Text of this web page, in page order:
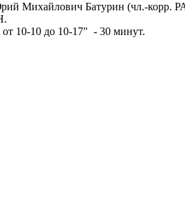
Михайлович Батурин (чл.-корр.
10-10 до 10-17" - 30 минут.